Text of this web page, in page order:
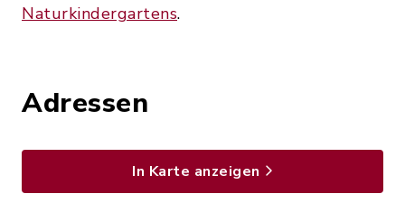
Naturkindergartens.
Adressen
In Karte anzeigen